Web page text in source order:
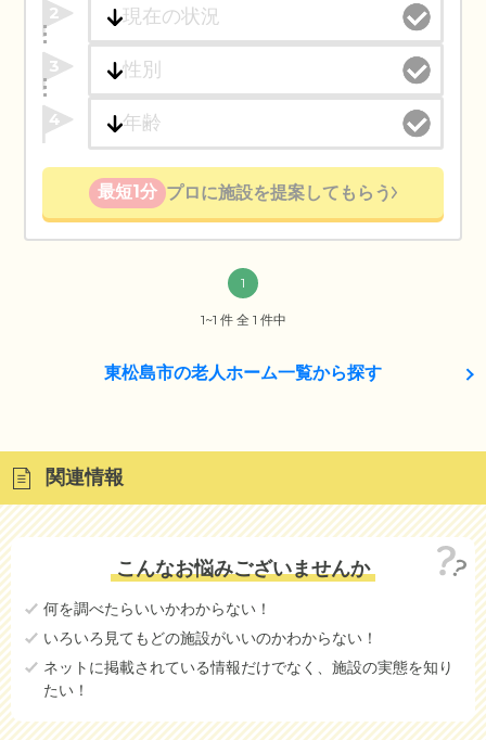
2
3
4
最短1分 プロに施設を提案してもらう
1
1~1 件 全 1 件中
東松島市の老人ホーム一覧から探す
関連情報
こんなお悩みございませんか
何を調べたらいいかわからない！
いろいろ見てもどの施設がいいのかわからない！
ネットに掲載されている情報だけでなく、施設の実態を知り
たい！